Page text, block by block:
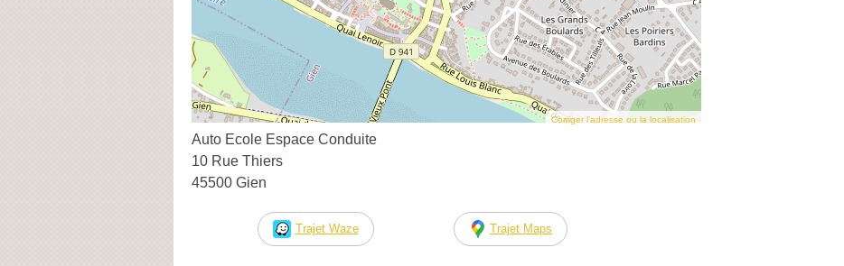
Corriger l’adresse ou la localisation
Auto Ecole Espace Conduite
10 Rue Thiers
45500 Gien
Trajet Waze Trajet Maps